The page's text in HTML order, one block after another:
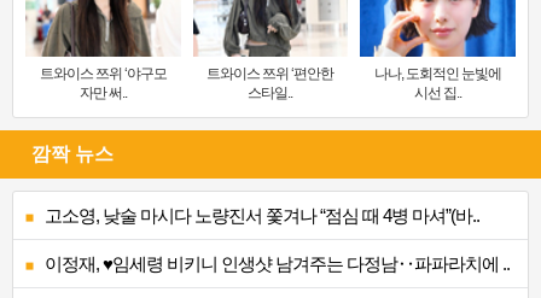
트와이스 쯔위 ‘야구모
자만 써..
트와이스 쯔위 ‘편안한
스타일..
나나, 도회적인 눈빛에
시선 집..
깜짝 뉴스
고소영, 낮술 마시다 노량진서 쫓겨나 “점심 때 4병 마셔”(바..
이정재, ♥임세령 비키니 인생샷 남겨주는 다정남‥파파라치에 ..